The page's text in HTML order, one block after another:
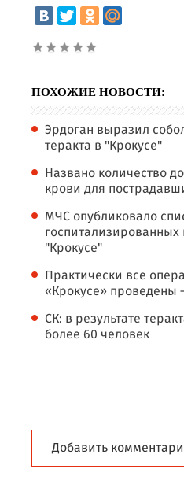
ПОХОЖИЕ НОВОСТИ:
Эрдоган выразил
теракта в "Крокусе"
Названо количество
крови для
МЧС опубликовало
госпитализированных
"Крокусе"
Практически все
«Крокусе» проведены
СК: в результате
более 60 человек
Добавить